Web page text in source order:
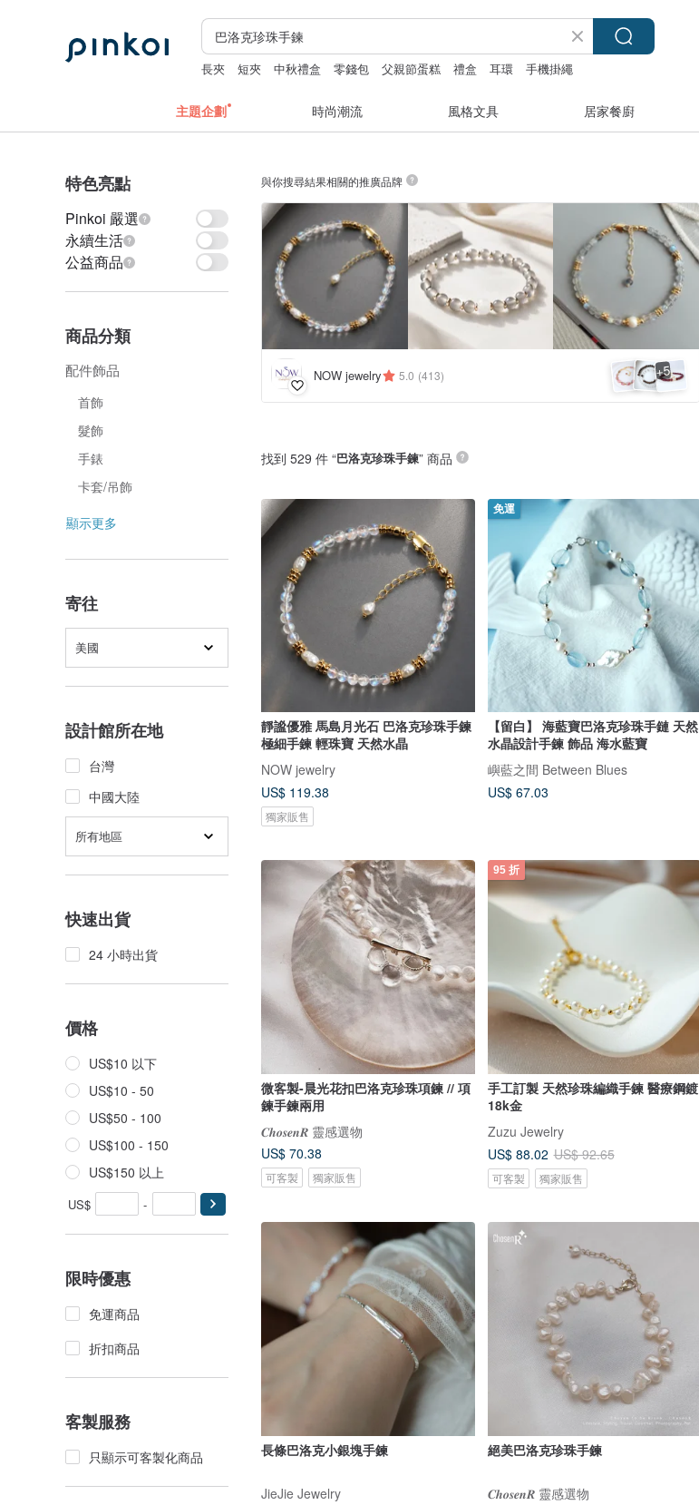
長夾 短夾 中秋禮盒 零錢包 父親節蛋糕 禮盒 耳環 手機掛繩
主題企劃 時尚潮流 風格文具 居家餐廚
特色亮點
Pinkoi 嚴選
永續生活
公益商品
商品分類
配件飾品
首飾
髮飾
手錶
卡套/吊飾
顯示更多
寄往
美國
設計館所在地
台灣
中國大陸
所有地區
快速出貨
24 小時出貨
價格
US$10 以下
US$10 - 50
US$50 - 100
US$100 - 150
US$150 以上
US$ -
限時優惠
免運商品
折扣商品
客製服務
只顯示可客製化商品
與你搜尋結果相關的推廣品牌
NOW jewelry 5.0 (413) +5
找到 529 件 “巴洛克珍珠手鍊” 商品
靜謐優雅 馬島月光石 巴洛克珍珠手鍊
極細手鍊 輕珠寶 天然水晶
NOW jewelry
US$ 119.38
獨家販售
免運
【留白】 海藍寶巴洛克珍珠手鏈 天然
水晶設計手鍊 飾品 海水藍寶
嶼藍之間 Between Blues
US$ 67.03
微客製-晨光花扣巴洛克珍珠項鍊 // 項
鍊手鍊兩用
𝑪𝒉𝒐𝒔𝒆𝒏𝑹 靈感選物
US$ 70.38
可客製 獨家販售
95 折
手工訂製 天然珍珠編織手鍊 醫療鋼鍍
18k金
Zuzu Jewelry
US$ 88.02 US$ 92.65
可客製 獨家販售
長條巴洛克小銀塊手鍊
JieJie Jewelry
絕美巴洛克珍珠手鍊
𝑪𝒉𝒐𝒔𝒆𝒏𝑹 靈感選物